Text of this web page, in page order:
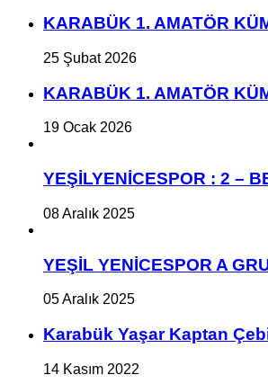
KARABÜK 1. AMATÖR
25 Şubat 2026
KARABÜK 1. AMATÖR
19 Ocak 2026
YEŞİLYENİCESPOR : 2 –
08 Aralık 2025
YEŞİL YENİCESPOR A
05 Aralık 2025
Karabük Yaşar Kaptan
14 Kasım 2022